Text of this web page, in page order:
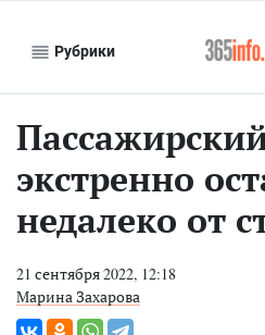
Рубрики
экстренно
недалеко от
21 сентября 2022, 12:18
Марина Захарова